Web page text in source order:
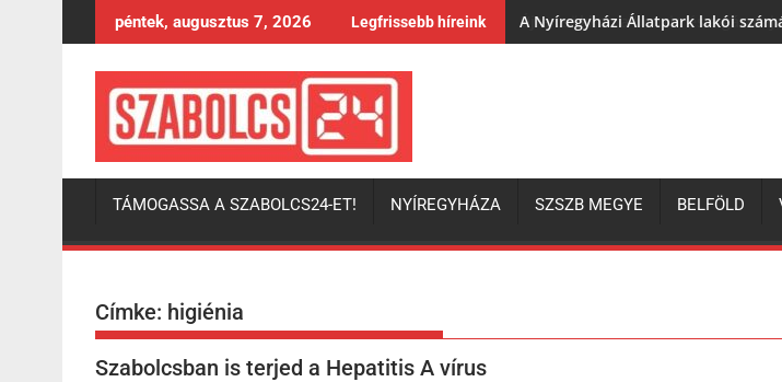
to
péntek, augusztus 7, 2026 Legfrissebb híreink A Nyíregyházi Állatpark lakói
TÁMOGASSA A SZABOLCS24-ET! NYÍREGYHÁZA SZSZB MEGYE BELFÖLD
Címke: higiénia
Szabolcsban is terjed a Hepatitis A vírus